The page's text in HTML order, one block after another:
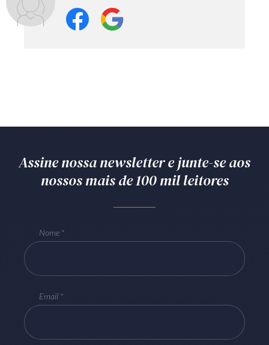
Assine nossa newsletter e junte-se aos
nossos mais de 100 mil leitores
Nome
Email